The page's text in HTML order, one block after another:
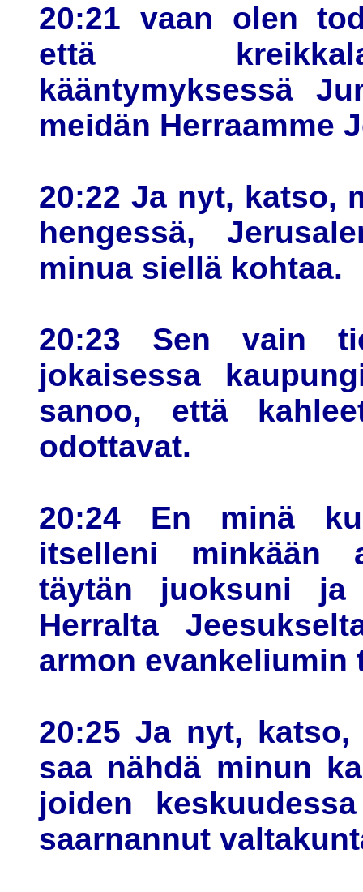
20:21 vaan olen
että
kääntymyksessä
meidän Herraamme
20:22 Ja nyt, katso,
hengessä,
minua siellä kohtaa.
20:23 Sen vain
jokaisessa
sanoo, että
odottavat.
20:24 En minä
itselleni minkään
täytän juoksuni
Herralta
armon evankeliumin
20:25 Ja nyt,
saa nähdä minun
joiden
saarnannut